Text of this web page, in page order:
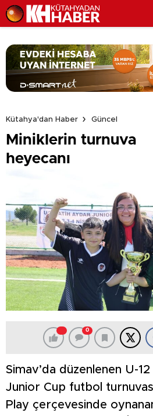
Kütahya'dan Haber
Güncel
Miniklerin turnuva
heyecanı
0
Simav’da düzenlenen U-
Junior Cup futbol
Play çerçevesinde